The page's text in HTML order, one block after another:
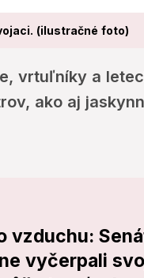
(ilustračné foto)
vrtuľníky a
ako aj
vzduchu:
vyčerpali